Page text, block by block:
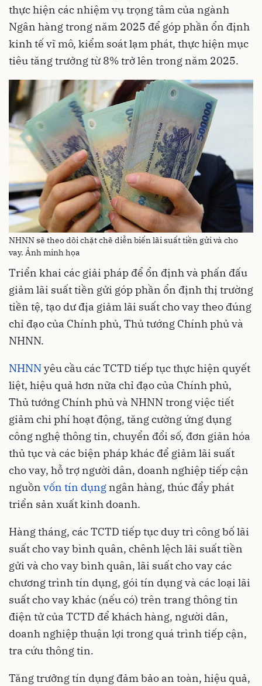
thực hiện các nhiệm vụ trọng tâm của ngành
Ngân hàng trong năm 2025 để góp phần ổn định
kinh tế vĩ mô, kiểm soát lạm phát, thực hiện mục
tiêu tăng trưởng từ 8% trở lên trong năm 2025.
NHNN sẽ theo dõi chặt chẽ diễn biến lãi suất tiền gửi và cho
vay. Ảnh minh họa
Triển khai các giải pháp để ổn định và phấn đấu
giảm lãi suất tiền gửi góp phần ổn định thị trường
tiền tệ, tạo dư địa giảm lãi suất cho vay theo đúng
chỉ đạo của Chính phủ, Thủ tướng Chính phủ và
NHNN.
NHNNyêu cầu các TCTD tiếp tục thực hiện quyết
liệt, hiệu quả hơn nữa chỉ đạo của Chính phủ,
Thủ tướng Chính phủ và NHNN trong việc tiết
giảm chi phí hoạt động, tăng cường ứng dụng
công nghệ thông tin, chuyển đổi số, đơn giản hóa
thủ tục và các biện pháp khác để giảm lãi suất
cho vay, hỗ trợ người dân, doanh nghiệp tiếp cận
nguồn vốn tín dụng ngân hàng, thúc đẩy phát
triển sản xuất kinh doanh.
Hàng tháng, các TCTD tiếp tục duy trì công bố lãi
suất cho vay bình quân, chênh lệch lãi suất tiền
gửi và cho vay bình quân, lãi suất cho vay các
chương trình tín dụng, gói tín dụng và các loại lãi
suất cho vay khác (nếu có) trên trang thông tin
điện tử của TCTD để khách hàng, người dân,
doanh nghiệp thuận lợi trong quá trình tiếp cận,
tra cứu thông tin.
Tăng trưởng tín dụng đảm bảo an toàn, hiệu quả,